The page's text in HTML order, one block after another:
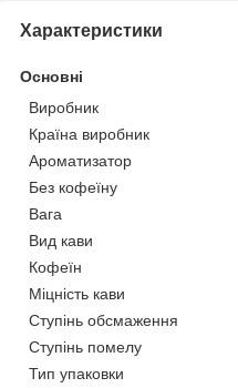
Характеристики
Основні
Виробник
Країна виробник
Ароматизатор
Без кофеїну
Вага
Вид кави
Кофеїн
Міцність кави
Ступінь обсмаження
Ступінь помелу
Тип упаковки